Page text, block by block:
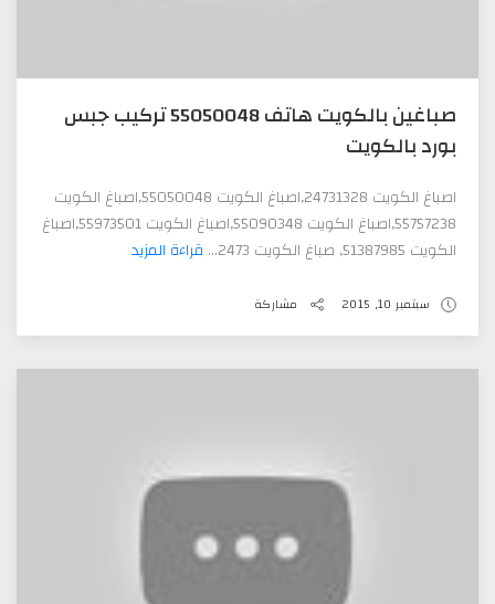
صباغين بالكويت هاتف 55050048 تركيب جبس
بورد بالكويت
اصباغ الكويت 24731328,اصباغ الكويت 55050048,اصباغ الكويت
55757238,اصباغ الكويت 55090348,اصباغ الكويت 55973501,اصباغ
الكويت 51387985, صباغ الكويت 2473...
قراءة المزيد
سبتمبر 10, 2015 مشاركة